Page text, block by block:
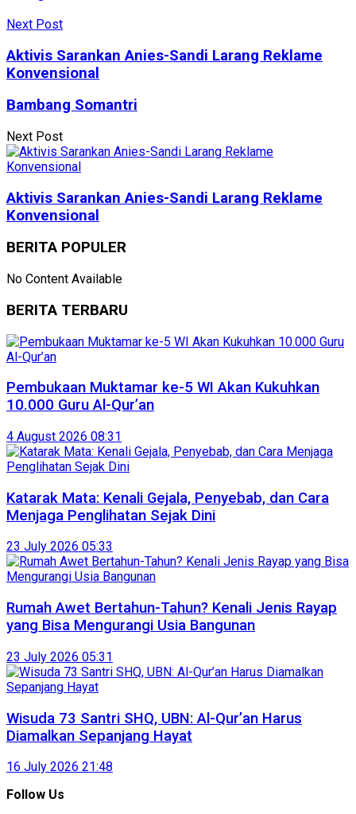
Next Post
Aktivis Sarankan Anies-Sandi Larang Reklame
Konvensional
Bambang Somantri
Next Post
Aktivis Sarankan Anies-Sandi Larang Reklame
Konvensional
BERITA POPULER
No Content Available
BERITA TERBARU
Pembukaan Muktamar ke-5 WI Akan Kukuhkan
10.000 Guru Al-Qur’an
4 August 2026 08:31
Katarak Mata: Kenali Gejala, Penyebab, dan Cara
Menjaga Penglihatan Sejak Dini
23 July 2026 05:33
Rumah Awet Bertahun-Tahun? Kenali Jenis Rayap
yang Bisa Mengurangi Usia Bangunan
23 July 2026 05:31
Wisuda 73 Santri SHQ, UBN: Al-Qur’an Harus
Diamalkan Sepanjang Hayat
16 July 2026 21:48
Follow Us